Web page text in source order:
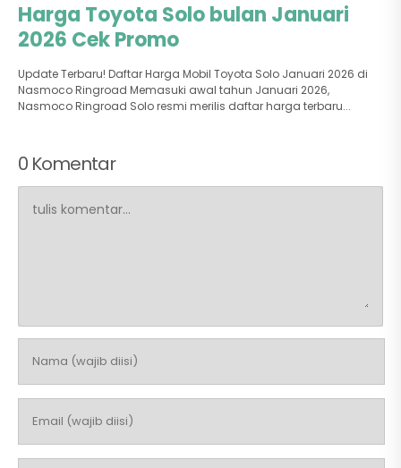
Harga Toyota Solo bulan Januari
2026 Cek Promo
Update Terbaru! Daftar Harga Mobil Toyota Solo Januari 2026 di
Nasmoco Ringroad Memasuki awal tahun Januari 2026,
Nasmoco Ringroad Solo resmi merilis daftar harga terbaru...
0 Komentar